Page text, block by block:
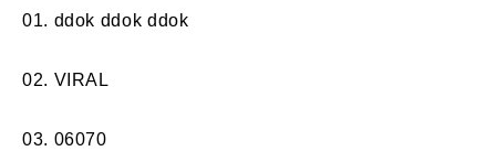
01. ddok ddok ddok
02. VIRAL
03. 06070